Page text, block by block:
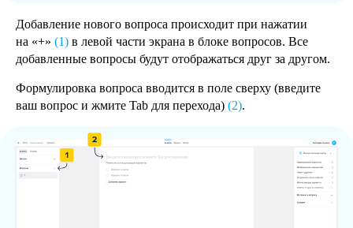
Добавление нового вопроса происходит при нажатии
на «+» (1) в левой части экрана в блоке вопросов. Все
добавленные вопросы будут отображаться друг за другом.
Формулировка вопроса вводится в поле сверху (введите
ваш вопрос и жмите Tab для перехода) (2).